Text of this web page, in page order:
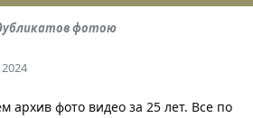
фотою
архив фото видео за 25 лет. Все по